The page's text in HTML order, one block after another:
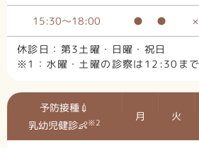
15:30～18:00 ● ● ×
休診日：第3土曜・日曜・祝日
※1：水曜・土曜の診察は12:30まで
予防接種💉
乳幼児健診👶※2 月 火